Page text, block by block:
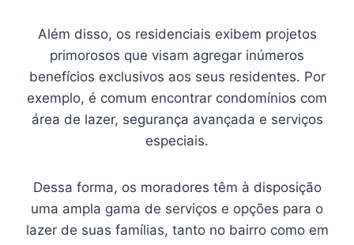
Além disso, os residenciais exibem projetos
primorosos que visam agregar inúmeros
benefícios exclusivos aos seus residentes. Por
exemplo, é comum encontrar condomínios com
área de lazer, segurança avançada e serviços
especiais.
Dessa forma, os moradores têm à disposição
uma ampla gama de serviços e opções para o
lazer de suas famílias, tanto no bairro como em